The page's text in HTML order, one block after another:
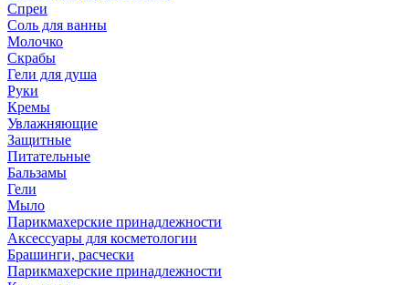
Спреи
Соль для ванны
Молочко
Скрабы
Гели для душа
Руки
Кремы
Увлажняющие
Защитные
Питательные
Бальзамы
Гели
Мыло
Парикмахерские принадлежности
Аксессуары для косметологии
Брашинги, расчески
Парикмахерские принадлежности